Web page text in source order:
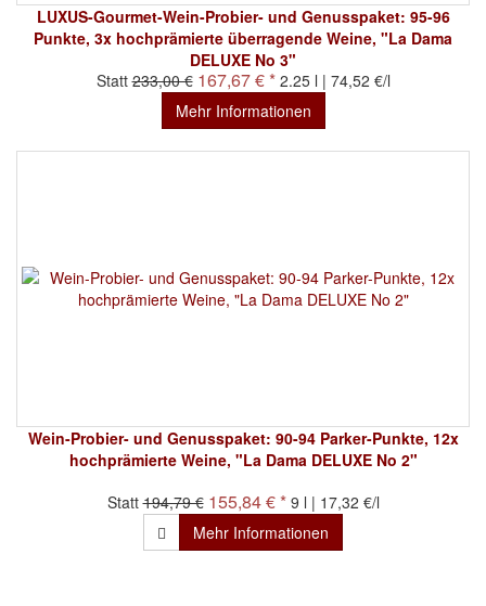
LUXUS-Gourmet-Wein-Probier- und Genusspaket: 95-96
Punkte, 3x hochprämierte überragende Weine, "La Dama
DELUXE No 3"
Statt233,00 € 167,67 € * 2.25 l | 74,52 €/l
Mehr Informationen
Wein-Probier- und Genusspaket: 90-94 Parker-Punkte, 12x
hochprämierte Weine, "La Dama DELUXE No 2"
Statt194,79 € 155,84 € * 9 l | 17,32 €/l
Mehr Informationen